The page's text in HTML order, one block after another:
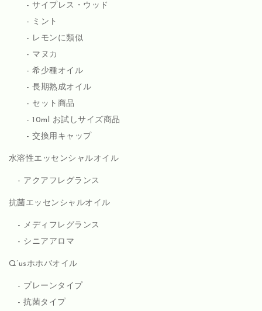
サイプレス・ウッド
ミント
レモンに類似
マヌカ
希少種オイル
長期熟成オイル
セット商品
10ml お試しサイズ商品
交換用キャップ
水溶性エッセンシャルオイル
アクアフレグランス
抗菌エッセンシャルオイル
メディフレグランス
シニアアロマ
Q’usホホバオイル
プレーンタイプ
抗菌タイプ